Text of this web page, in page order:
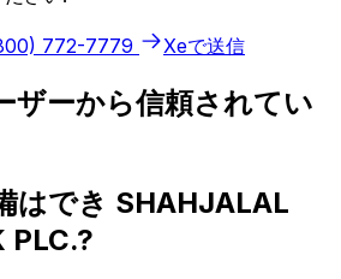
772-7779 Xeで送信
ザーから信頼されてい
はでき SHAHJALAL
PLC.?